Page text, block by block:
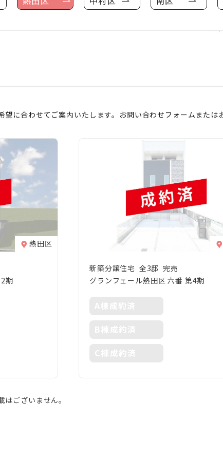
望に合わせてご案内いたします。お問い合わせフォームまたは
熱田区
期
新築分譲住宅 全3邸 完売
グランフェール熱田区 六番 第4期
ございません。